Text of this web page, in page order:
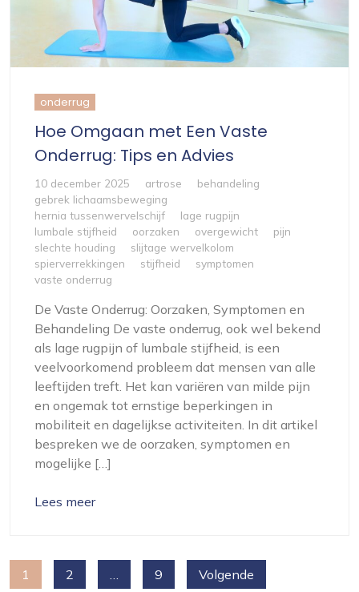
onderrug
Hoe Omgaan met Een Vaste
Onderrug: Tips en Advies
10 december 2025 artrose
behandeling
gebrek lichaamsbeweging
hernia tussenwervelschijf
lage rugpijn
lumbale stijfheid
oorzaken overgewicht
pijn
slechte houding
slijtage wervelkolom
spierverrekkingen
stijfheid
symptomen
vaste onderrug
De Vaste Onderrug: Oorzaken, Symptomen en
Behandeling De vaste onderrug, ook wel bekend
als lage rugpijn of lumbale stijfheid, is een
veelvoorkomend probleem dat mensen van alle
leeftijden treft. Het kan variëren van milde pijn
en ongemak tot ernstige beperkingen in
mobiliteit en dagelijkse activiteiten. In dit artikel
bespreken we de oorzaken, symptomen en
mogelijke […]
Lees meer
Berichten
1 2 9 Volgende